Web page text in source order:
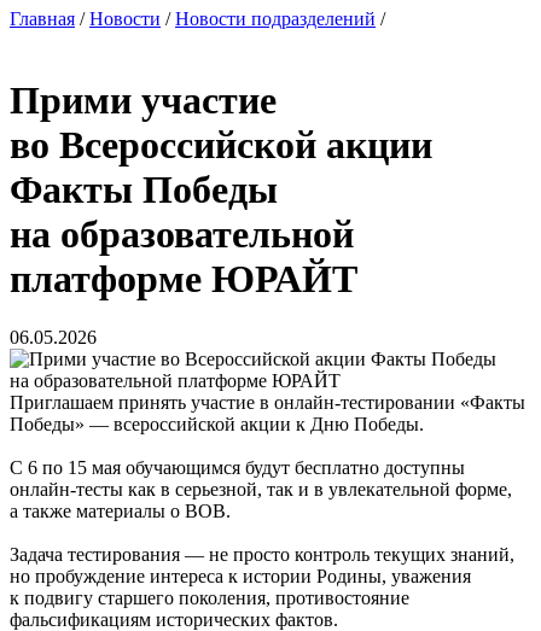
Главная /Новости /Новости подразделений /
Прими участие
во Всероссийской акции
Факты Победы
на образовательной
платформе ЮРАЙТ
06.05.2026
Приглашаем принять участие в онлайн-тестировании «Факты
Победы» — всероссийской акции к Дню Победы.
С 6 по 15 мая обучающимся будут бесплатно доступны
онлайн-тесты как в серьезной, так и в увлекательной форме,
а также материалы о ВОВ.
Задача тестирования — не просто контроль текущих знаний,
но пробуждение интереса к истории Родины, уважения
к подвигу старшего поколения, противостояние
фальсификациям исторических фактов.